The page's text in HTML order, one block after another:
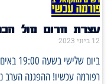
עצרת חרום מול
12 ביוני 2023
ביום
רפורמה עכשיו! ההפגנה הערב